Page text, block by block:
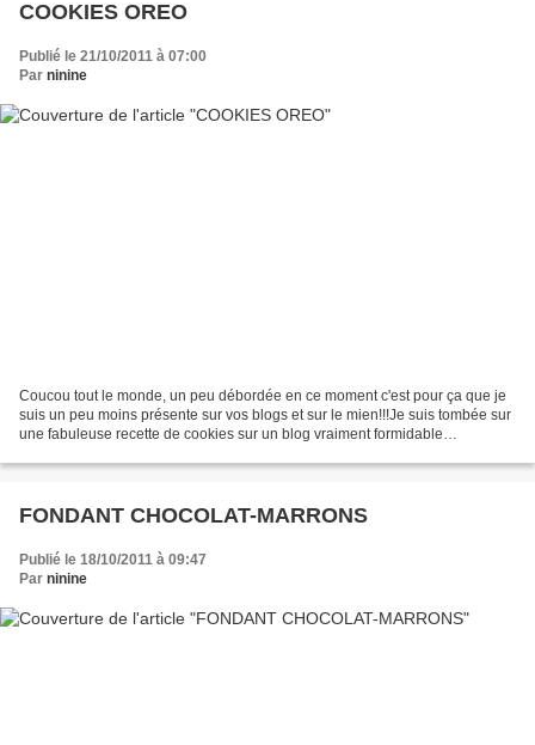
COOKIES OREO
Publié le 21/10/2011 à 07:00
Par ninine
Coucou tout le monde, un peu débordée en ce moment c'est pour ça que je
suis un peu moins présente sur vos blogs et sur le mien!!!Je suis tombée sur
une fabuleuse recette de cookies sur un blog vraiment formidable
FONDANT CHOCOLAT-MARRONS
Publié le 18/10/2011 à 09:47
Par ninine